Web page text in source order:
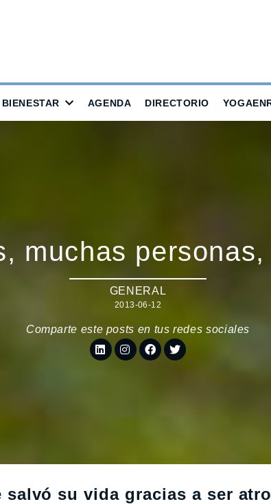
BIENESTAR AGENDA DIRECTORIO
muchas
GENERAL
2013-06-12
Comparte este posts en tus redes sociales
salvó su vida gracias a ser